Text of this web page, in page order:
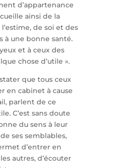
d’appartenance
ainsi de la
de soi et des
à une bonne santé.
et à ceux des
chose d’utile ».
que tous ceux
en cabinet à cause
parlent de ce
C’est sans doute
du sens à leur
ses semblables,
d’entrer en
autres, d’écouter